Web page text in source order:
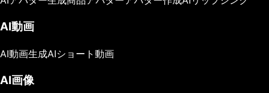
AI動画
AI動画生成AIショート動画
AI画像